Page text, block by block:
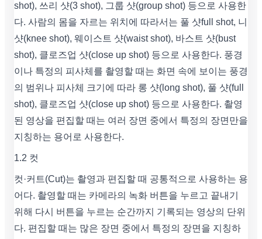
shot), 쓰리 샷(3 shot), 그룹 샷(group shot) 등으로 사용한
다. 사람의 몸을 자르는 위치에 따라서는 풀 샷full shot, 니
샷(knee shot), 웨이스트 샷(waist shot), 바스트 샷(bust
shot), 클로즈업 샷(close up shot) 등으로 사용한다. 풍경
이나 특정의 피사체를 촬영할 때는 화면 속에 보이는 풍경
의 범위나 피사체 크기에 따라 롱 샷(long shot), 풀 샷(full
shot), 클로즈업 샷(close up shot) 등으로 사용한다. 촬영
된 영상을 편집할 때는 여러 장면 중에서 특정의 장면만을
지칭하는 용어로 사용한다.
1.2 컷
컷·커트(Cut)는 촬영과 편집할 때 공통적으로 사용하는 용
어다. 촬영할 때는 카메라의 녹화 버튼을 누르고 끝내기
위해 다시 버튼을 누르는 순간까지 기록되는 영상의 단위
다. 편집할 때는 많은 장면 중에서 특정의 장면을 지칭하